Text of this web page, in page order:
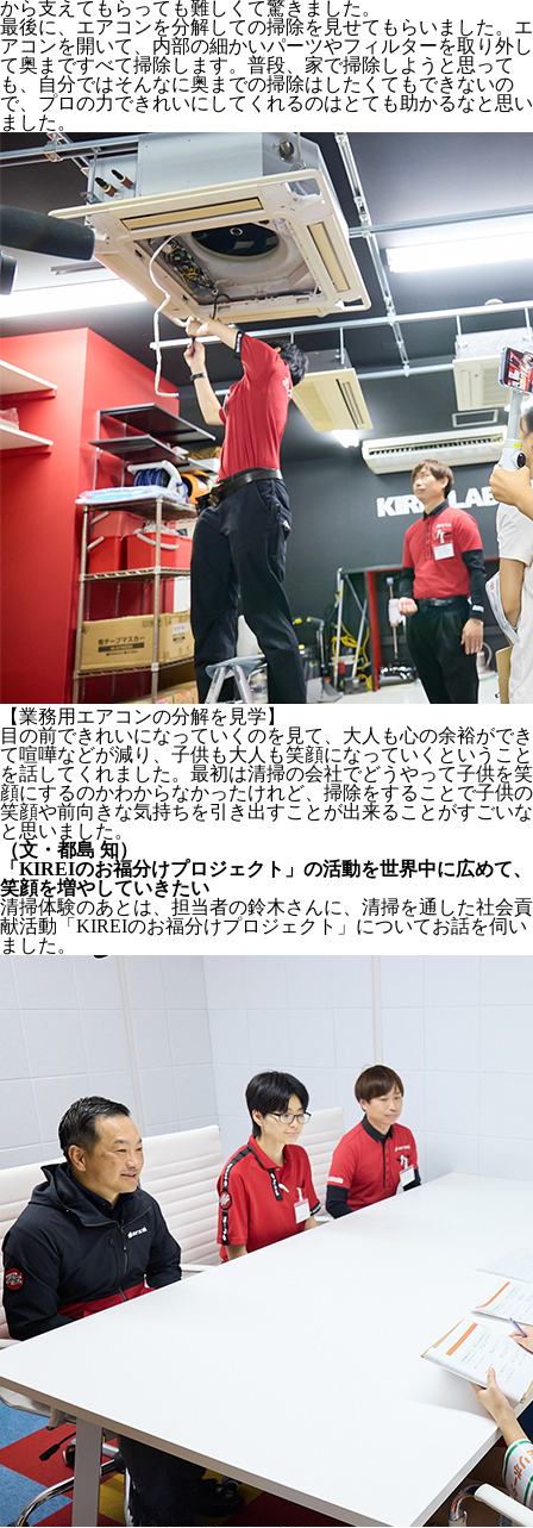
から支えてもらっても難しくて驚きました。
最後に、エアコンを分解しての掃除を見せてもらいました。エ
アコンを開いて、内部の細かいパーツやフィルターを取り外し
て奥まですべて掃除します。普段、家で掃除しようと思って
も、自分ではそんなに奥までの掃除はしたくてもできないの
で、プロの力できれいにしてくれるのはとても助かるなと思い
ました。
【業務用エアコンの分解を見学】
目の前できれいになっていくのを見て、大人も心の余裕ができ
て喧嘩などが減り、子供も大人も笑顔になっていくということ
を話してくれました。最初は清掃の会社でどうやって子供を笑
顔にするのかわからなかったけれど、掃除をすることで子供の
笑顔や前向きな気持ちを引き出すことが出来ることがすごいな
と思いました。
（文・都島 知）
「KIREIのお福分けプロジェクト」の活動を世界中に広めて、
笑顔を増やしていきたい
清掃体験のあとは、担当者の鈴木さんに、清掃を通した社会貢
献活動「KIREIのお福分けプロジェクト」についてお話を伺い
ました。